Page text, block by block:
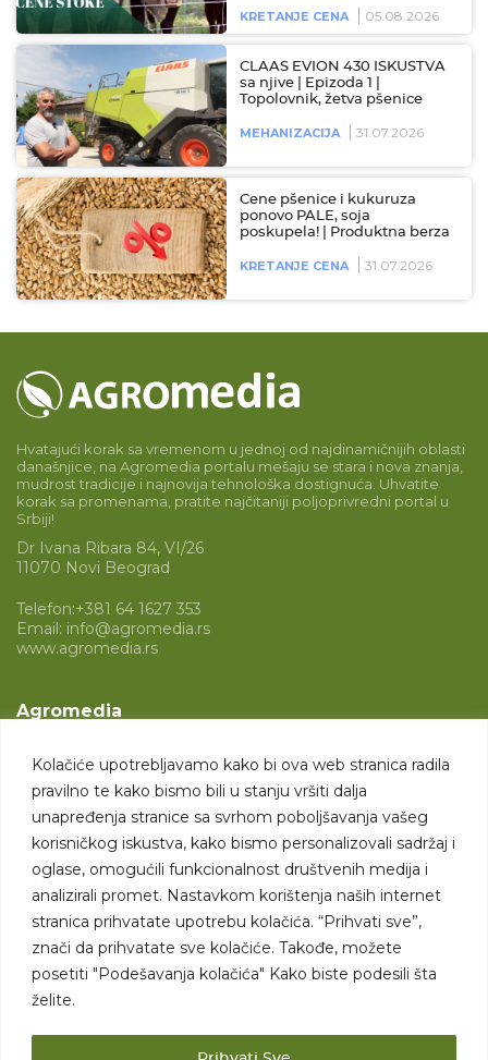
Kolačiće upotrebljavamo kako bi ova web stranica radila
pravilno te kako bismo bili u stanju vršiti dalja
unapređenja stranice sa svrhom poboljšavanja vašeg
korisničkog iskustva, kako bismo personalizovali sadržaj i
oglase, omogućili funkcionalnost društvenih medija i
analizirali promet. Nastavkom korištenja naših internet
stranica prihvatate upotrebu kolačića. “Prihvati sve”,
znači da prihvatate sve kolačiće. Takođe, možete
posetiti "Podešavanja kolačića" Kako biste podesili šta
želite.
KRETANJE CENA 05.08.2026
CLAAS EVION 430 ISKUSTVA
sa njive | Epizoda 1 |
Topolovnik, žetva pšenice
MEHANIZACIJA 31.07.2026
Cene pšenice i kukuruza
ponovo PALE, soja
poskupela! | Produktna berza
KRETANJE CENA 31.07.2026
Hvatajući korak sa vremenom u jednoj od najdinamičnijih oblasti
današnjice, na Agromedia portalu mešaju se stara i nova znanja,
mudrost tradicije i najnovija tehnološka dostignuća. Uhvatite
korak sa promenama, pratite najčitaniji poljoprivredni portal u
Srbiji!
Dr Ivana Ribara 84, VI/26
11070 Novi Beograd
Telefon:+381 64 1627 353
Email: info@agromedia.rs
www.agromedia.rs
Agromedia
Svet poljoprivrede
Marketing usluge
Tražimo saradnike
Kontakt
Kontakt